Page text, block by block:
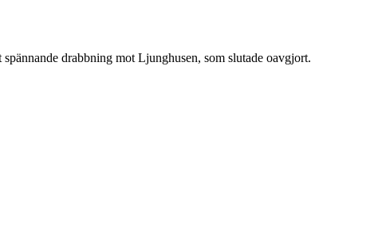
drabbning mot Ljunghusen, som slutade oavgjort.